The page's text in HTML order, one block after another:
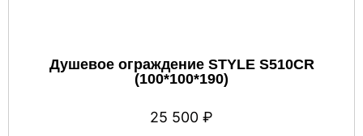
Душевое ограждение STYLE S510CR
(100*100*190)
25 500 ₽